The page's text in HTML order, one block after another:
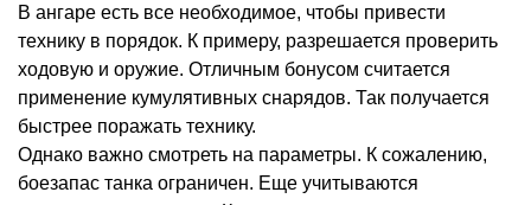
В ангаре есть все необходимое, чтобы привести
технику в порядок. К примеру, разрешается проверить
ходовую и оружие. Отличным бонусом считается
применение кумулятивных снарядов. Так получается
быстрее поражать технику.
Однако важно смотреть на параметры. К сожалению,
боезапас танка ограничен. Еще учитываются